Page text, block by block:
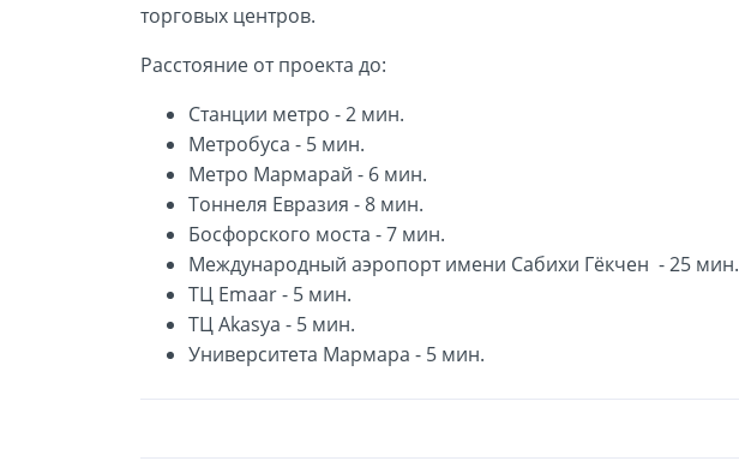
торговых центров.
Расстояние от проекта до:
Станции метро - 2 мин.
Метробуса - 5 мин.
Метро Мармарай - 6 мин.
Тоннеля Евразия - 8 мин.
Босфорского моста - 7 мин.
Международный аэропорт имени Сабихи Гёкчен - 25 мин.
ТЦ Emaar - 5 мин.
ТЦ Akasya - 5 мин.
Университета Мармара - 5 мин.